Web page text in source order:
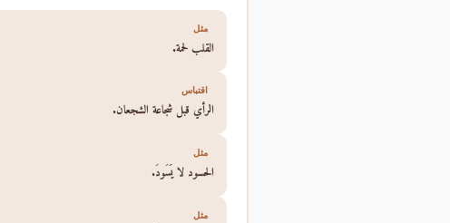
مثل
القلب لحمة.
اقتباس
الرأي قبل شجاعة الشجعان.
مثل
الحسود لا يَسُودُ.
مثل